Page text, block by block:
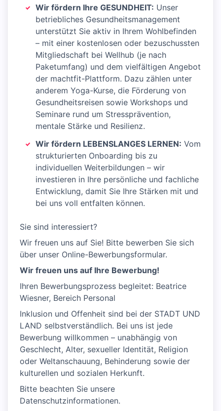
Wir fördern Ihre GESUNDHEIT: Unser
betriebliches Gesundheitsmanagement
unterstützt Sie aktiv in Ihrem Wohlbefinden
– mit einer kostenlosen oder bezuschussten
Mitgliedschaft bei Wellhub (je nach
Paketumfang) und dem vielfältigen Angebot
der machtfit-Plattform. Dazu zählen unter
anderem Yoga-Kurse, die Förderung von
Gesundheitsreisen sowie Workshops und
Seminare rund um Stressprävention,
mentale Stärke und Resilienz.
Wir fördern LEBENSLANGES LERNEN: Vom
strukturierten Onboarding bis zu
individuellen Weiterbildungen – wir
investieren in Ihre persönliche und fachliche
Entwicklung, damit Sie Ihre Stärken mit und
bei uns voll entfalten können.
Sie sind interessiert?
Wir freuen uns auf Sie! Bitte bewerben Sie sich
über unser Online-Bewerbungsformular.
Wir freuen uns auf Ihre Bewerbung!
Ihren Bewerbungsprozess begleitet: Beatrice
Wiesner, Bereich Personal
Inklusion und Offenheit sind bei der STADT UND
LAND selbstverständlich. Bei uns ist jede
Bewerbung willkommen – unabhängig von
Geschlecht, Alter, sexueller Identität, Religion
oder Weltanschauung, Behinderung sowie der
kulturellen und sozialen Herkunft.
Bitte beachten Sie unsere
Datenschutzinformationen.